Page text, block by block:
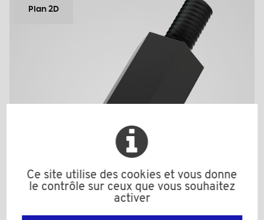
Plan 2D
Ce site utilise des cookies et vous donne
le contrôle sur ceux que vous souhaitez
activer